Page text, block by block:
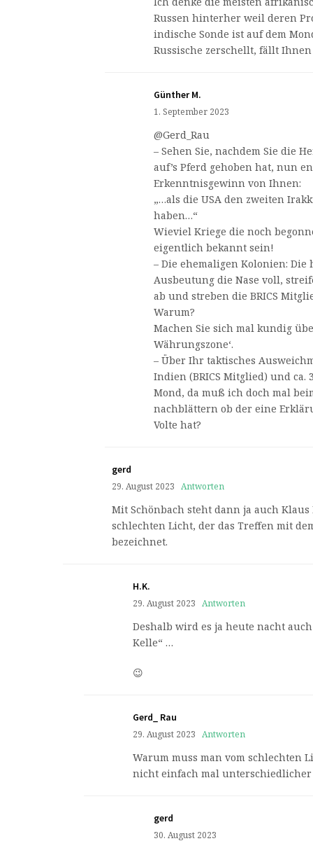
Russen hinterher weil deren
indische Sonde ist auf dem
Russische zerschellt, fällt
Günther M.
1. September 2023
@Gerd_Rau
– Sehen Sie, nachdem Sie die
auf’s Pferd gehoben hat, nun
Erkenntnisgewinn von Ihnen:
„…als die USA den zweiten
haben…“
Wieviel Kriege die noch
eigentlich bekannt sein!
– Die ehemaligen Kolonien:
Ausbeutung die Nase voll,
ab und streben die BRICS
Warum?
Machen Sie sich mal kundig
Währungszone‘.
– Über Ihr taktisches
Indien (BRICS Mitglied) und ca.
Mond, da muß ich doch mal
nachblättern ob der eine
Volte hat?
gerd
29. August 2023 Antworten
Mit Schönbach steht dann ja auch
schlechten Licht, der das Treffen mit
bezeichnet.
H.K.
29. August 2023 Antworten
Deshalb wird es ja heute nacht
Kelle“ …
😉
Gerd_ Rau
29. August 2023 Antworten
Warum muss man vom schlechten
nicht einfach mal
gerd
30. August 2023